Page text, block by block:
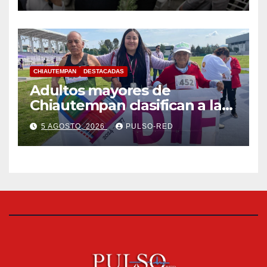
CHIAUTEMPAN DESTACADAS
Adultos mayores de
Chiautempan clasifican a la
etapa federal de las
Olimpiadas de Oro
5 AGOSTO, 2026 PULSO-RED